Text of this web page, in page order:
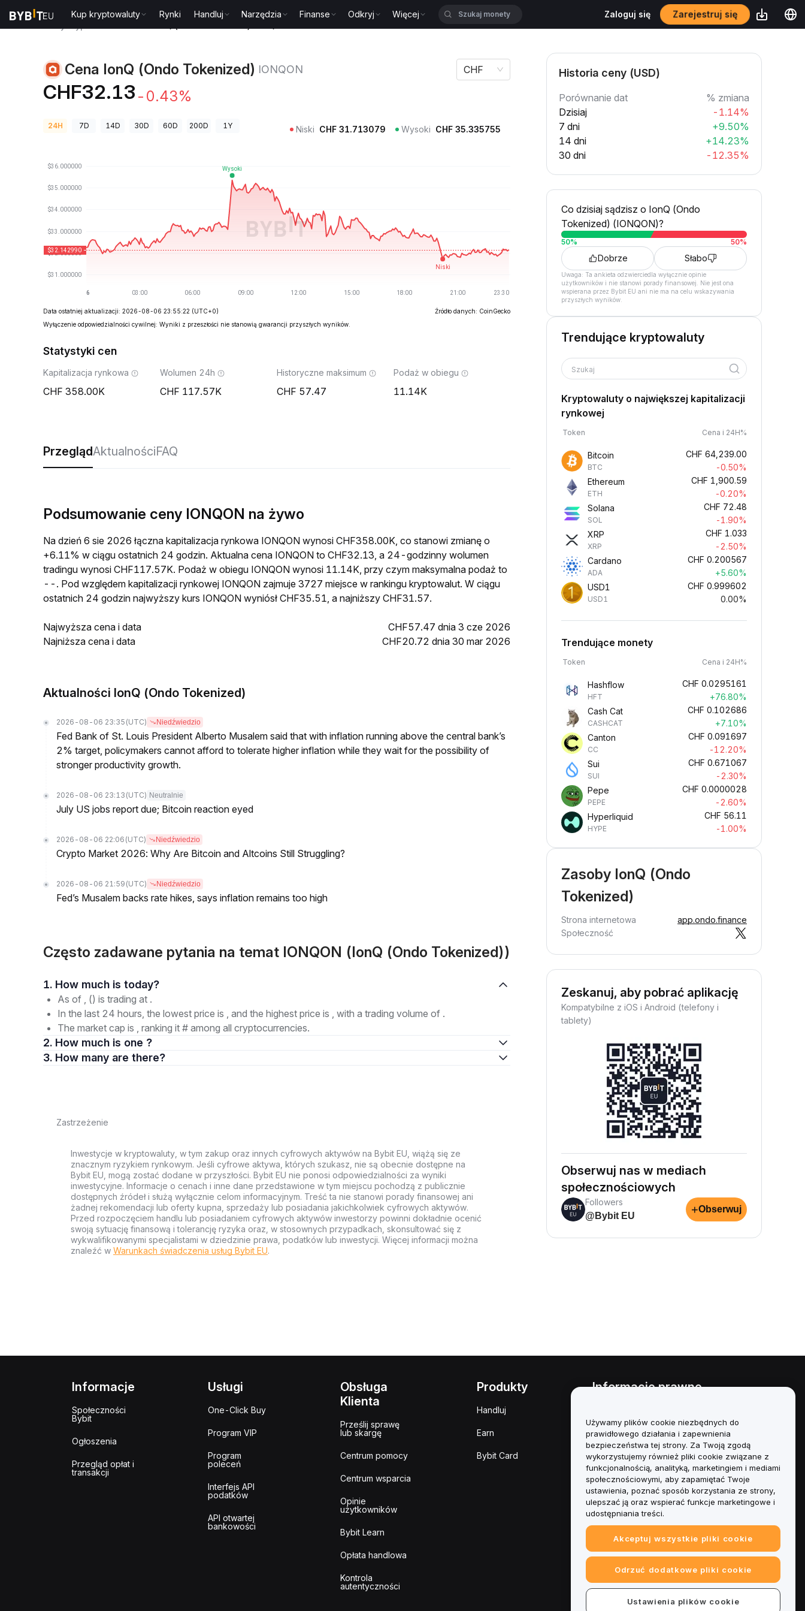
Kup kryptowaluty Rynki Handluj Narzędzia Finanse Odkryj Więcej Zaloguj się Zarejestruj się
Cena IonQ (Ondo Tokenized) IONQON
CHF32.13 -0.43%
CHF
24H 7D 14D 30D 60D 200D 1Y Niski CHF 31.713079 Wysoki CHF 35.335755
Data ostatniej aktualizacji: 2026-08-06 23:55:22 (UTC+0)
Źródło danych: CoinGecko
Wyłączenie odpowiedzialności cywilnej: Wyniki z przeszłości nie stanowią gwarancji przyszłych wyników.
Statystyki cen
Kapitalizacja rynkowa
358.00K
Wolumen 24h
117.57K
Historyczne maksimum
57.47
Podaż w obiegu
11.14K
PrzeglądAktualnościFAQ
Podsumowanie ceny IONQON na żywo
Na dzień 6 sie 2026 łączna kapitalizacja rynkowa IONQON wynosi CHF358.00K, co stanowi zmianę o
+6.11% w ciągu ostatnich 24 godzin. Aktualna cena IONQON to CHF32.13, a 24-godzinny wolumen
tradingu wynosi CHF117.57K. Podaż w obiegu IONQON wynosi 11.14K, przy czym maksymalna podaż to
--. Pod względem kapitalizacji rynkowej IONQON zajmuje 3727 miejsce w rankingu kryptowalut. W ciągu
ostatnich 24 godzin najwyższy kurs IONQON wyniósł CHF35.51, a najniższy CHF31.57.
Najwyższa cena i data
CHF57.47 dnia 3 cze 2026
Najniższa cena i data
CHF20.72 dnia 30 mar 2026
Aktualności IonQ (Ondo Tokenized)
2026-08-06 23:35 (UTC) Niedźwiedzio
Fed Bank of St. Louis President Alberto Musalem said that with inflation running above the central bank’s
2% target, policymakers cannot afford to tolerate higher inflation while they wait for the possibility of
stronger productivity growth.
2026-08-06 23:13 (UTC) Neutralnie
July US jobs report due; Bitcoin reaction eyed
2026-08-06 22:06 (UTC) Niedźwiedzio
Crypto Market 2026: Why Are Bitcoin and Altcoins Still Struggling?
2026-08-06 21:59 (UTC) Niedźwiedzio
Fed’s Musalem backs rate hikes, says inflation remains too high
Często zadawane pytania na temat IONQON (IonQ (Ondo Tokenized))
1. How much is today?
As of , () is trading at .
In the last 24 hours, the lowest price is , and the highest price is , with a trading volume of .
The market cap is , ranking it # among all cryptocurrencies.
2. How much is one ?
3. How many are there?
Zastrzeżenie
Inwestycje w kryptowaluty, w tym zakup oraz innych cyfrowych aktywów na Bybit EU, wiążą się ze
znacznym ryzykiem rynkowym. Jeśli cyfrowe aktywa, których szukasz, nie są obecnie dostępne na
Bybit EU, mogą zostać dodane w przyszłości. Bybit EU nie ponosi odpowiedzialności za wyniki
inwestycyjne. Informacje o cenach i inne dane przedstawione w tym miejscu pochodzą z publicznie
dostępnych źródeł i służą wyłącznie celom informacyjnym. Treść ta nie stanowi porady finansowej ani
żadnej rekomendacji lub oferty kupna, sprzedaży lub posiadania jakichkolwiek cyfrowych aktywów.
Przed rozpoczęciem handlu lub posiadaniem cyfrowych aktywów inwestorzy powinni dokładnie ocenić
swoją sytuację finansową i tolerancję ryzyka oraz, w stosownych przypadkach, skonsultować się z
wykwalifikowanymi specjalistami w dziedzinie prawa, podatków lub inwestycji. Więcej informacji można
znaleźć w Warunkach świadczenia usług Bybit EU.
Historia ceny (USD)
Porównanie dat
% zmiana
Dzisiaj
-1.14%
7 dni
+9.50%
14 dni
+14.23%
30 dni
-12.35%
Co dzisiaj sądzisz o IonQ (Ondo
Tokenized) (IONQON)?
50% 50%
Dobrze Słabo
Uwaga: Ta ankieta odzwierciedla wyłącznie opinie
użytkowników i nie stanowi porady finansowej. Nie jest ona
wspierana przez Bybit EU ani nie ma na celu wskazywania
przyszłych wyników.
Trendujące kryptowaluty
Szukaj
Kryptowaluty o największej kapitalizacji
rynkowej
Token Cena i 24H%
Bitcoin
BTC
CHF 64,239.00
-0.50%
Ethereum
ETH
CHF 1,900.59
-0.20%
Solana
SOL
CHF 72.48
-1.90%
XRP
XRP
CHF 1.033
-2.50%
Cardano
ADA
CHF 0.200567
+5.60%
USD1
USD1
CHF 0.999602
0.00%
Trendujące monety
Token Cena i 24H%
Hashflow
HFT
CHF 0.0295161
+76.80%
Cash Cat
CASHCAT
CHF 0.102686
+7.10%
Canton
CC
CHF 0.091697
-12.20%
Sui
SUI
CHF 0.671067
-2.30%
Pepe
PEPE
CHF 0.0000028
-2.60%
Hyperliquid
HYPE
CHF 56.11
-1.00%
Zasoby IonQ (Ondo
Tokenized)
Strona internetowa
app.ondo.finance
Społeczność
Zeskanuj, aby pobrać aplikację
Kompatybilne z iOS i Android (telefony i
tablety)
Obserwuj nas w mediach
społecznościowych
Followers
@Bybit EU
+Obserwuj
Informacje
Społeczności
Bybit
Ogłoszenia
Przegląd opłat i
transakcji
Usługi
One-Click Buy
Program VIP
Program
poleceń
Interfejs API
podatków
API otwartej
bankowości
Obsługa
Klienta
Prześlij sprawę
lub skargę
Centrum pomocy
Centrum wsparcia
Opinie
użytkowników
Bybit Learn
Opłata handlowa
Kontrola
autentyczności
Produkty
Handluj
Earn
Bybit Card
Informacje prawne
interesów
Podsumowanie polityki
powiernictwa i zarządzania
Informacje ESG
Biuletyny informacyjne
kryptoaktywów
Używamy plików cookie niezbędnych do
prawidłowego działania i zapewnienia
bezpieczeństwa tej strony. Za Twoją zgodą
wykorzystujemy również pliki cookie związane z
funkcjonalnością, analityką, marketingiem i mediami
społecznościowymi, aby zapamiętać Twoje
ustawienia, poznać sposób korzystania ze strony,
ulepszać ją oraz wspierać funkcje marketingowe i
udostępniania treści.
Akceptuj wszystkie pliki cookie
Odrzuć dodatkowe pliki cookie
Ustawienia plików cookie